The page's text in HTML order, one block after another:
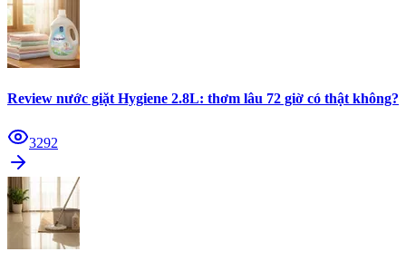
Review nước giặt Hygiene 2.8L: thơm lâu 72 giờ có thật không?
3292